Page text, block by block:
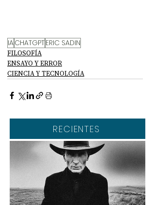
IACHATGPTERIC SADIN
FILOSOFÍA
ENSAYO Y ERROR
CIENCIA Y TECNOLOGÍA
RECIENTES